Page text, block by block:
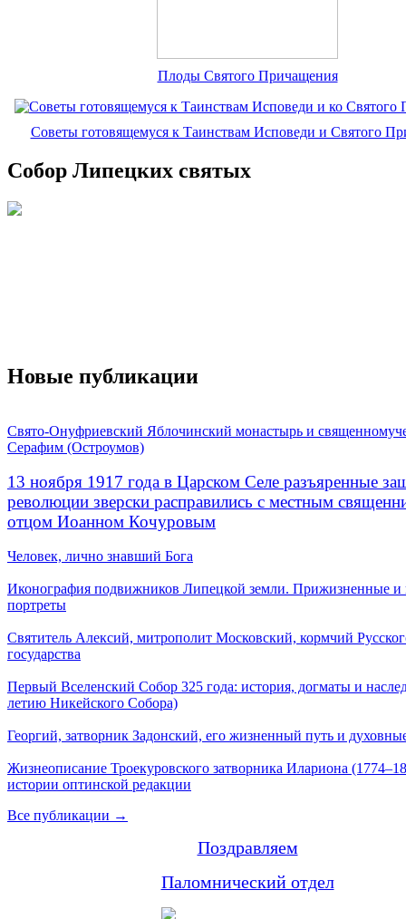
Плоды Святого Причащения
Советы готовящемуся к Таинствам Исповеди и Святого
Собор Липецких святых
Новые публикации
Свято-Онуфриевский Яблочинский монастырь и
Серафим (Остроумов)
13 ноября 1917 года в Царском Селе разъяренные
революции зверски расправились с местным
отцом Иоанном Кочуровым
Человек, лично знавший Бога
Иконография подвижников Липецкой земли. Прижизненные и
портреты
Святитель Алексий, митрополит Московский, кормчий
государства
Первый Вселенский Собор 325 года: история, догматы и
летию Никейского Собора)
Георгий, затворник Задонский, его жизненный путь и
Жизнеописание Троекуровского затворника Илариона
истории оптинской редакции
Все публикации →
Поздравляем
Паломнический отдел